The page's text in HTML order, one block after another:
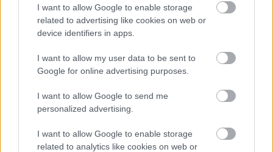
I want to allow Google to enable storage
related to advertising like cookies on web or
device identifiers in apps.
I want to allow my user data to be sent to
Google for online advertising purposes.
I want to allow Google to send me
personalized advertising.
I want to allow Google to enable storage
related to analytics like cookies on web or
εταιρείες για το 2019
Japan Airlines
ANA All Nippon Airways
Singapore Airlines
Asiana Airlines